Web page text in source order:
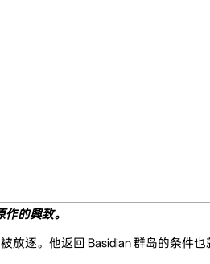
的興致。
逐。他返回 Basidian 群岛的条件